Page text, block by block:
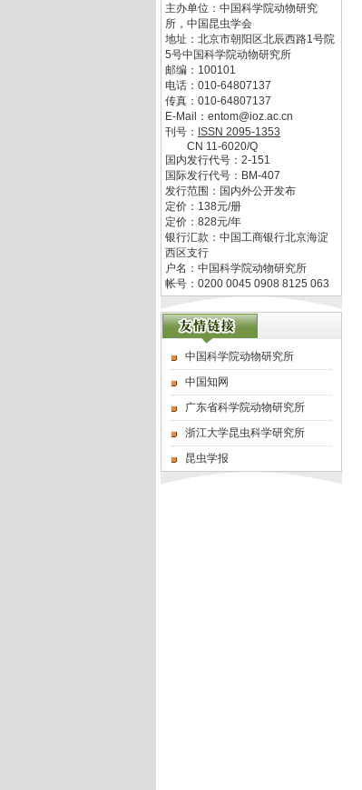
主办单位： 中国科学院动物研究
所，中国昆虫学会
地址： 北京市朝阳区北辰西路1号院
5号中国科学院动物研究所
邮编： 100101
电话： 010-64807137
传真： 010-64807137
E-Mail： entom@ioz.ac.cn
刊号： ISSN 2095-1353
CN 11-6020/Q
国内发行代号： 2-151
国际发行代号： BM-407
发行范围：国内外公开发布
定价： 138元/册
定价： 828元/年
银行汇款：中国工商银行北京海淀
西区支行
户名：中国科学院动物研究所
帐号：0200 0045 0908 8125 063
中国科学院动物研究所
中国知网
广东省科学院动物研究所
浙江大学昆虫科学研究所
昆虫学报